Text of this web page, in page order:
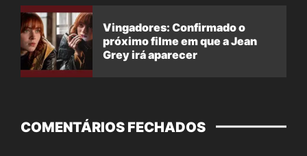
Vingadores: Confirmado o
próximo filme em que a Jean
Grey irá aparecer
COMENTÁRIOS FECHADOS